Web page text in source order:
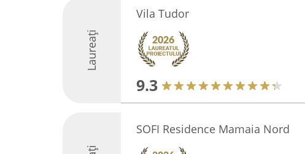
Laureați
Vila Tudor
9.3
SOFI Residence Mamaia Nord